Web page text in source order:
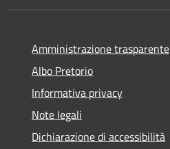
Amministrazione trasparente
Albo Pretorio
Informativa privacy
Note legali
Dichiarazione di accessibilità